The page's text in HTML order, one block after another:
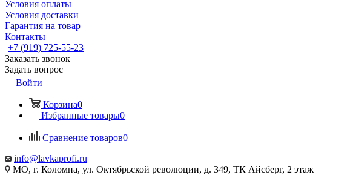
Условия оплаты
Условия доставки
Гарантия на товар
Контакты
+7 (919) 725-55-23
Заказать звонок
Задать вопрос
Войти
Корзина0
Избранные товары0
Сравнение товаров0
info@lavkaprofi.ru
МО, г. Коломна, ул. Октябрьской революции, д. 349, ТК Айсберг, 2 этаж